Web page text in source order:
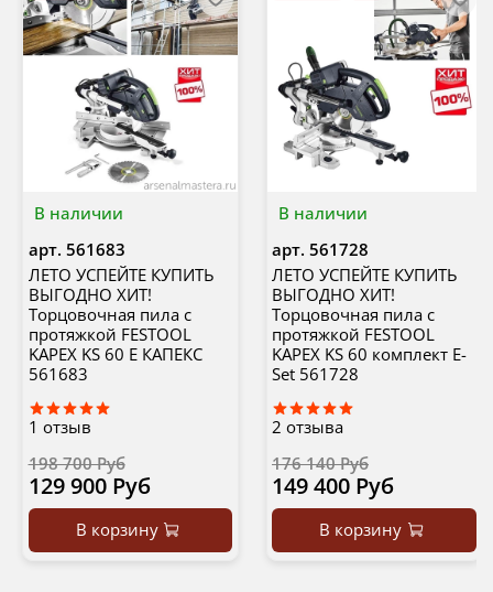
В наличии
арт. 561683
ЛЕТО УСПЕЙТЕ КУПИТЬ
ВЫГОДНО ХИТ!
Торцовочная пила с
протяжкой FESTOOL
KAPEX KS 60 E КАПЕКС
561683
1 отзыв
198 700 Руб
129 900 Руб
В корзину
В наличии
арт. 561728
ЛЕТО УСПЕЙТЕ КУПИТЬ
ВЫГОДНО ХИТ!
Торцовочная пила с
протяжкой FESTOOL
KAPEX KS 60 комплект E-
Set 561728
2 отзыва
176 140 Руб
149 400 Руб
В корзину